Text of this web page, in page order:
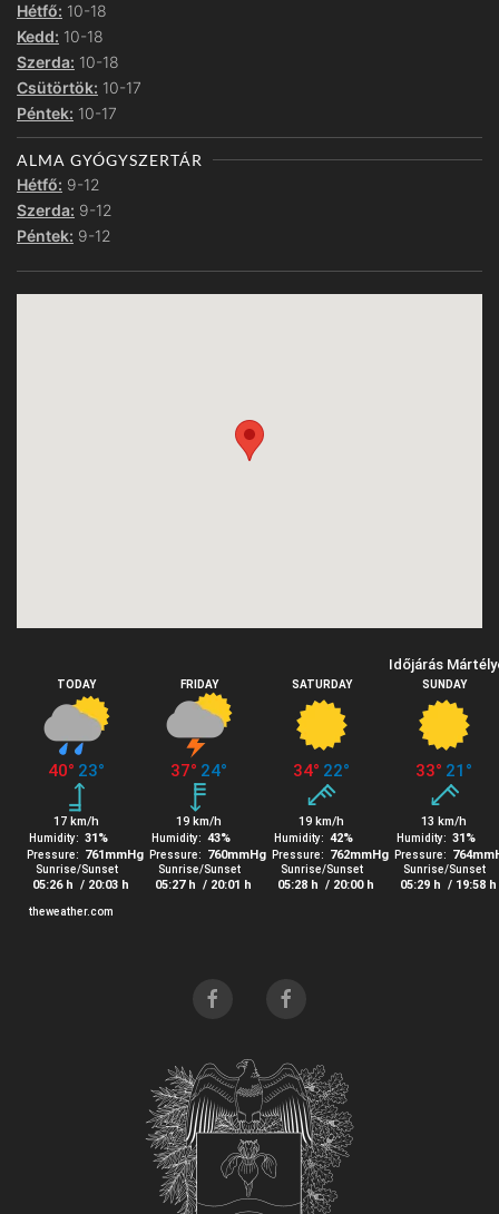
Hétfő: 10-18
Kedd: 10-18
Szerda: 10-18
Csütörtök: 10-17
Péntek: 10-17
ALMA GYÓGYSZERTÁR
Hétfő: 9-12
Szerda: 9-12
Péntek: 9-12